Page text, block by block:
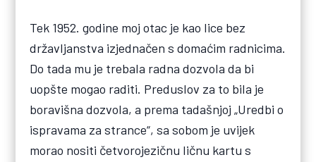
Tek 1952. godine moj otac je kao lice bez
državljanstva izjednačen s domaćim radnicima.
Do tada mu je trebala radna dozvola da bi
uopšte mogao raditi. Preduslov za to bila je
boravišna dozvola, a prema tadašnjoj „Uredbi o
ispravama za strance“, sa sobom je uvijek
morao nositi četvorojezičnu ličnu kartu s